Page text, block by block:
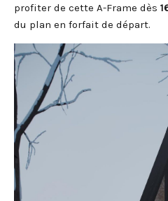
profiter de cette A-Frame dès
du plan en forfait de départ.